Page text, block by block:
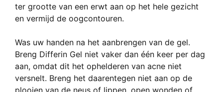
ter grootte van een erwt aan op het hele gezicht
en vermijd de oogcontouren.
Was uw handen na het aanbrengen van de gel.
Breng Differin Gel niet vaker dan één keer per dag
aan, omdat dit het ophelderen van acne niet
versnelt. Breng het daarentegen niet aan op de
plooien van de neus of lippen, open wonden of